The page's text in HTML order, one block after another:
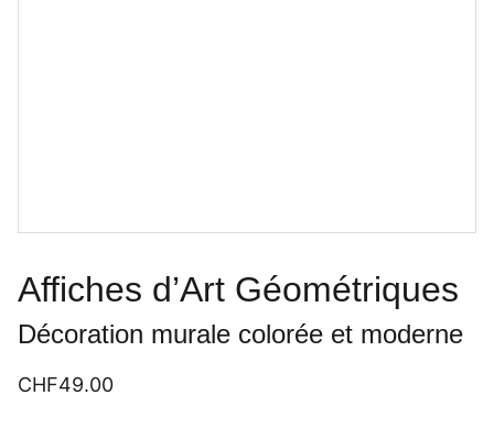
Affiches d’Art Géométriques
Décoration murale colorée et moderne
CHF49.00